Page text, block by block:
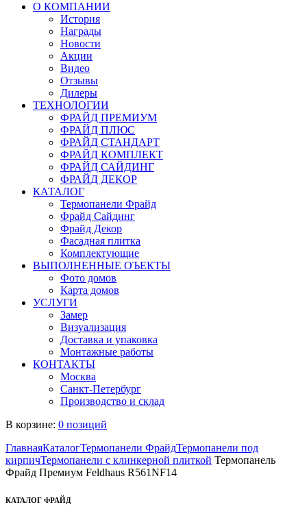
О КОМПАНИИ
История
Награды
Новости
Акции
Видео
Отзывы
Дилеры
ТЕХНОЛОГИИ
ФРАЙД ПРЕМИУМ
ФРАЙД ПЛЮС
ФРАЙД СТАНДАРТ
ФРАЙД КОМПЛЕКТ
ФРАЙД САЙДИНГ
ФРАЙД ДЕКОР
КАТАЛОГ
Термопанели Фрайд
Фрайд Сайдинг
Фрайд Декор
Фасадная плитка
Комплектующие
ВЫПОЛНЕННЫЕ ОЪЕКТЫ
Фото домов
Карта домов
УСЛУГИ
Замер
Визуализация
Доставка и упаковка
Монтажные работы
КОНТАКТЫ
Москва
Санкт-Петербург
Производство и склад
В корзине: 0 позиций
ГлавнаяКаталогТермопанели ФрайдТермопанели под
кирпичТермопанели с клинкерной плиткой Термопанель
Фрайд Премиум Feldhaus R561NF14
КАТАЛОГ ФРАЙД